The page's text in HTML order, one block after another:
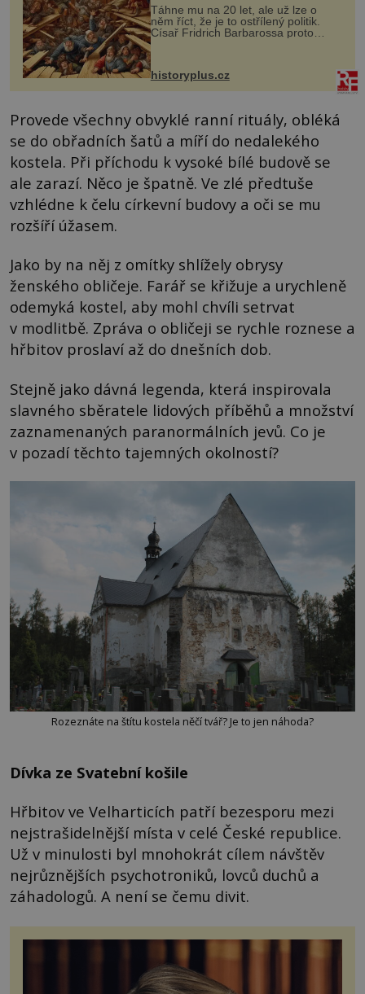
Táhne mu na 20 let, ale už lze o
něm říct, že je to ostřílený politik.
Císař Fridrich Barbarossa proto
posílá svého syna a dědice Jindřicha
VI. do Erfurtu, aby se stal
prostředníkem při řešení sporu m...
historyplus.cz
Provede všechny obvyklé ranní rituály, obléká
se do obřadních šatů a míří do nedalekého
kostela. Při příchodu k vysoké bílé budově se
ale zarazí. Něco je špatně. Ve zlé předtuše
vzhlédne k čelu církevní budovy a oči se mu
rozšíří úžasem.
Jako by na něj z omítky shlížely obrysy
ženského obličeje. Farář se křižuje a urychleně
odemyká kostel, aby mohl chvíli setrvat
v modlitbě. Zpráva o obličeji se rychle roznese a
hřbitov proslaví až do dnešních dob.
Stejně jako dávná legenda, která inspirovala
slavného sběratele lidových příběhů a množství
zaznamenaných paranormálních jevů. Co je
v pozadí těchto tajemných okolností?
Rozeznáte na štítu kostela něčí tvář? Je to jen náhoda?
Dívka ze Svatební košile
Hřbitov ve Velharticích patří bezesporu mezi
nejstrašidelnější místa v celé České republice.
Už v minulosti byl mnohokrát cílem návštěv
nejrůznějších psychotroniků, lovců duchů a
záhadologů. A není se čemu divit.